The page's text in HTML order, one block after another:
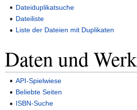
Dateiduplikatsuche
Dateiliste
Liste der Dateien mit Duplikaten
Daten und
API-Spielwiese
Beliebte Seiten
ISBN-Suche